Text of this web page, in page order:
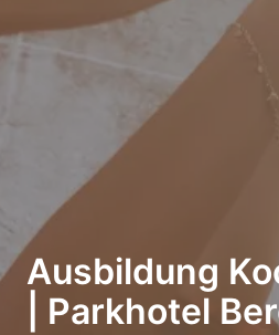
Ausbildung
| Parkhotel